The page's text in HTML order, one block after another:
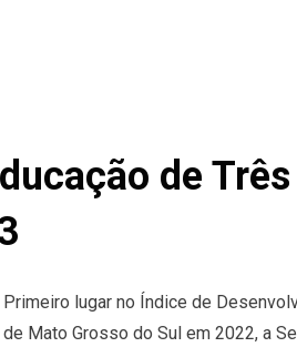
de
Primeiro lugar no Índice de
de Mato Grosso do Sul em 2022, a